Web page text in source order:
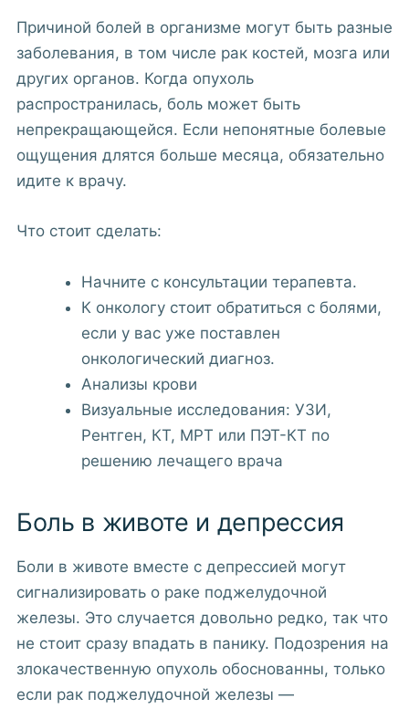
Причиной болей в организме могут быть разные
заболевания, в том числе рак костей, мозга или
других органов. Когда опухоль
распространилась, боль может быть
непрекращающейся. Если непонятные болевые
ощущения длятся больше месяца, обязательно
идите к врачу.
Что стоит сделать:
Начните с консультации терапевта.
К онкологу стоит обратиться с болями,
если у вас уже поставлен
онкологический диагноз.
Анализы крови
Визуальные исследования: УЗИ,
Рентген, КТ, МРТ или ПЭТ-КТ по
решению лечащего врача
Боль в животе и депрессия
Боли в животе вместе с депрессией могут
сигнализировать о раке поджелудочной
железы. Это случается довольно редко, так что
не стоит сразу впадать в панику. Подозрения на
злокачественную опухоль обоснованны, только
если рак поджелудочной железы —